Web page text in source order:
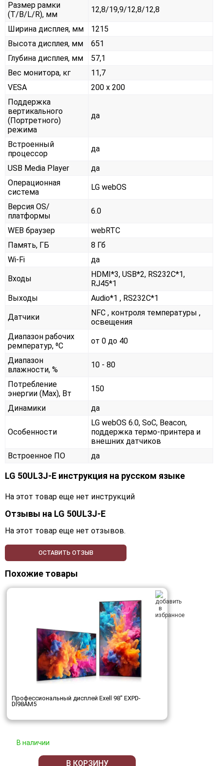
Размер рамки
(T/B/L/R), мм
12,8/19,9/12,8/12,8
Ширина дисплея, мм
1215
Высота дисплея, мм
651
Глубина дисплея, мм
57,1
Вес монитора, кг
11,7
VESA
200 x 200
Поддержка
вертикального
(Портретного)
режима
да
Встроенный
процессор
да
USB Media Player
да
Операционная
система
LG webOS
Версия OS/
платформы
6.0
WEB браузер
webRTC
Память, ГБ
8 Гб
Wi-Fi
да
Входы
HDMI*3, USB*2, RS232С*1,
RJ45*1
Выходы
Audio*1 , RS232С*1
Датчики
NFC , контроля температуры ,
освещения
Диапазон рабочих
ремператур, ⁰С
от 0 до 40
Диапазон
влажности, %
10 - 80
Потребление
энергии (Max), Вт
150
Динамики да
Особенности
LG webOS 6.0, SoC, Beacon,
поддержка термо-принтера и
внешних датчиков
Встроенное ПО
да
LG 50UL3J-E инструкция на русском языке
На этот товар еще нет инструкций
Отзывы на LG 50UL3J-E
На этот товар еще нет отзывов.
ОСТАВИТЬ ОТЗЫВ
Похожие товары
Профессиональный дисплей Exell 98" EXPD-
DI98AM5
В наличии
В КОРЗИНУ